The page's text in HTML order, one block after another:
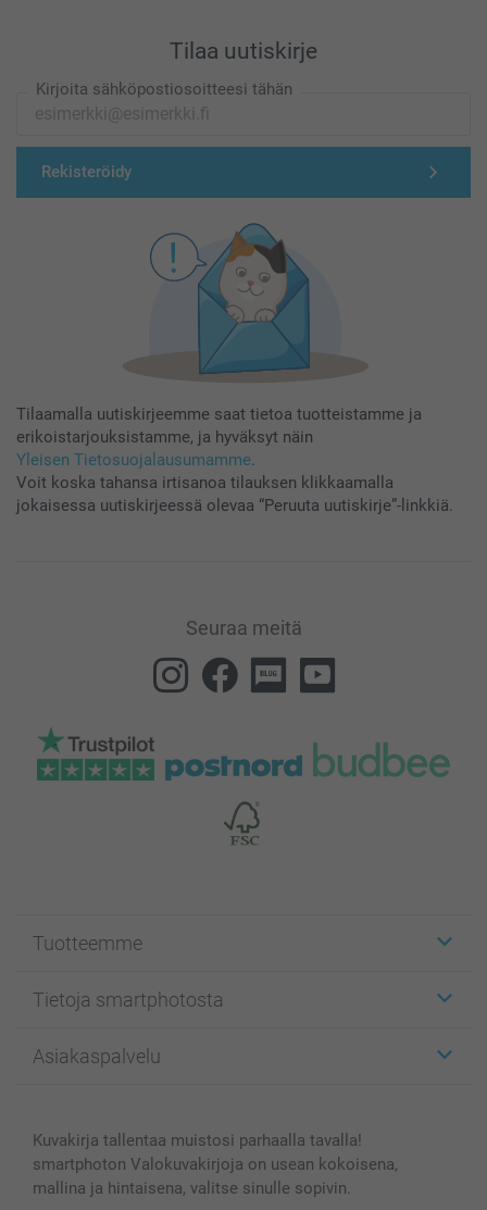
Tilaa uutiskirje
Kirjoita sähköpostiosoitteesi tähän
Rekisteröidy
Tilaamalla uutiskirjeemme saat tietoa tuotteistamme ja
erikoistarjouksistamme, ja hyväksyt näin
Yleisen Tietosuojalausumamme.
Voit koska tahansa irtisanoa tilauksen klikkaamalla
jokaisessa uutiskirjeessä olevaa “Peruuta uutiskirje”-linkkiä.
Seuraa meitä
Tuotteemme
Kuvakortit
Kuvakirjat
Kännykkä & Tabletti
MyNameBook
Tietoja smartphotosta
Affiliate ohjelma
Sivukartta
Ehdot/takuut
Asiakaspalvelu
smartbonus
Hinnat & maksutavat
Kuvakirja tallentaa muistosi parhaalla tavalla!
smartphoton Valokuvakirjoja on usean kokoisena,
mallina ja hintaisena, valitse sinulle sopivin.